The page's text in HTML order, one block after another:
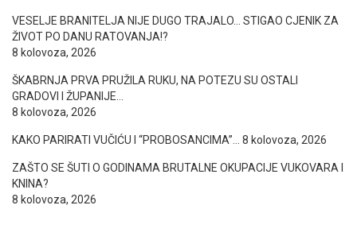
VESELJE BRANITELJA NIJE DUGO TRAJALO… STIGAO CJENIK ZA
ŽIVOT PO DANU RATOVANJA!?
8 kolovoza, 2026
ŠKABRNJA PRVA PRUŽILA RUKU, NA POTEZU SU OSTALI
GRADOVI I ŽUPANIJE…
8 kolovoza, 2026
KAKO PARIRATI VUČIĆU I “PROBOSANCIMA”… 8 kolovoza, 2026
ZAŠTO SE ŠUTI O GODINAMA BRUTALNE OKUPACIJE VUKOVARA I
KNINA?
8 kolovoza, 2026